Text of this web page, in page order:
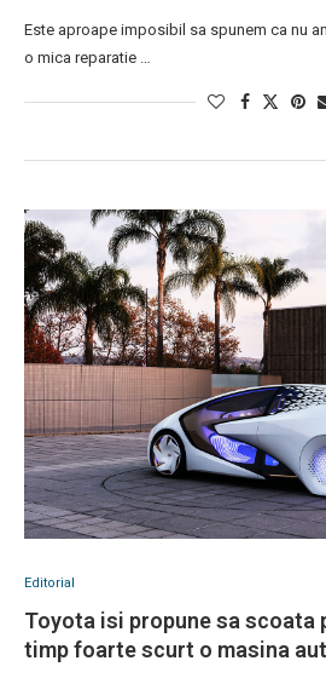
Este aproape imposibil sa spunem ca nu
o mica reparatie …
Editorial
Toyota isi propune sa scoata
timp foarte scurt o masina